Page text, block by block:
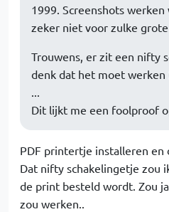
1999. Screenshots
zeker niet voor zulke grote
Trouwens, er zit een nifty
denk dat het moet werken
...
Dit lijkt me een foolproof
PDF printertje installeren en
Dat nifty schakelingetje zou
de print besteld wordt. Zou
zou werken..